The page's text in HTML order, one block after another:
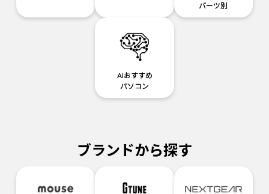
パーツ別
AIおすすめ
パソコン
ブランドから探す